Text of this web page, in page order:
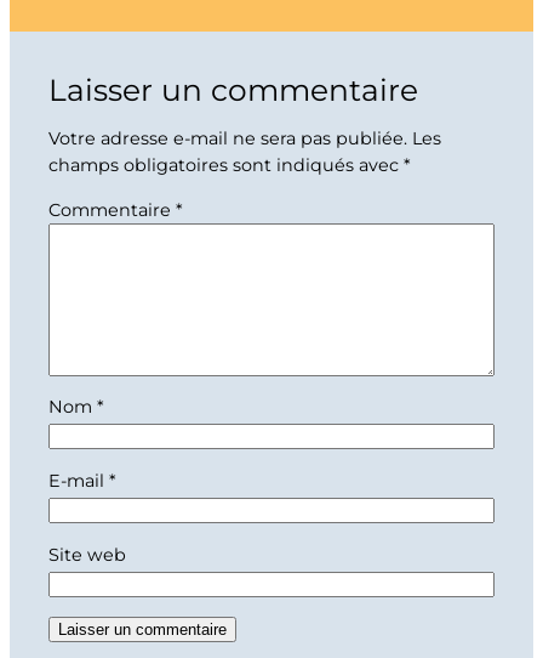
Laisser un commentaire
Votre adresse e-mail ne sera pas publiée. Les
champs obligatoires sont indiqués avec *
Commentaire *
Nom *
E-mail *
Site web